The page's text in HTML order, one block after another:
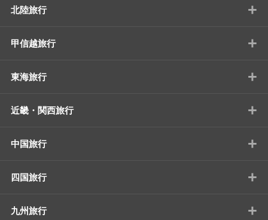
北陸旅行 +
甲信越旅行 +
東海旅行 +
近畿・関西旅行 +
中国旅行 +
四国旅行 +
九州旅行 +